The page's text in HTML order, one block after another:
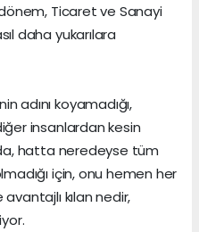
Ticaret ve Sanayi
daha yukarılara
adını koyamadığı,
insanlardan kesin
hatta neredeyse tüm
için, onu hemen her
kılan nedir,